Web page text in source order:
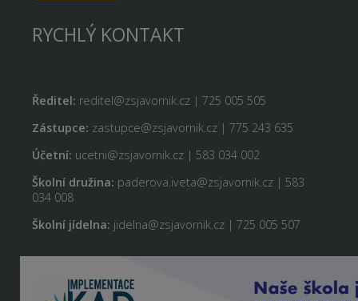
RYCHLÝ KONTAKT
Ředitel: reditel@zsjavornik.cz | 725 005 505
Zástupce: zastupce@zsjavornik.cz | 775 243 635
Účetní: ucetni@zsjavornik.cz | 583 034 002
Školní družina: paderova.iveta@zsjavornik.cz | 583
034 008
Školní jídelna: jidelna@zsjavornik.cz | 725 005 507